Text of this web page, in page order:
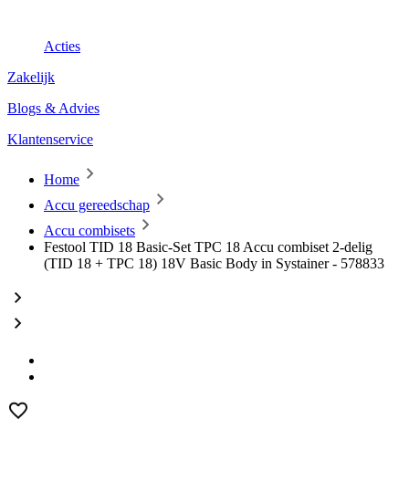
Acties
Zakelijk
Blogs & Advies
Klantenservice
Home
Accu gereedschap
Accu combisets
Festool TID 18 Basic-Set TPC 18 Accu combiset 2-delig
(TID 18 + TPC 18) 18V Basic Body in Systainer - 578833